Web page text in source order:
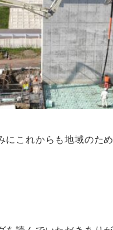
にこれからも地域のた